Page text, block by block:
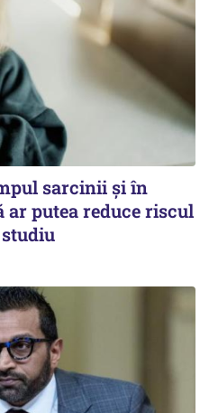
sarcinii și în
putea reduce riscul